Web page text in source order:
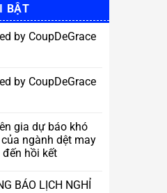
BẬT
by CoupDeGrace
by CoupDeGrace
gia dự báo khó
ngành dệt may
hồi kết
BÁO LỊCH NGHỈ